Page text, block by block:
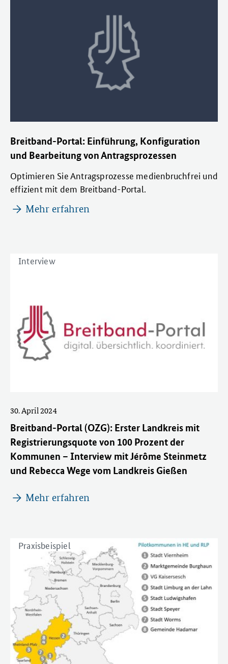
Breitband-Portal: Einführung, Konfiguration
und Bearbeitung von Antragsprozessen
Optimieren Sie Antragsprozesse medienbruchfrei und
effizient mit dem Breitband-Portal.
Mehr erfahren
Interview
Breitband-Portal (OZG): Erster Landkreis mit
Registrierungsquote von 100 Prozent der
Kommunen – Interview mit Jérôme Steinmetz
und Rebecca Wege vom Landkreis Gießen
30. April 2024
Mehr erfahren
Praxisbeispiel